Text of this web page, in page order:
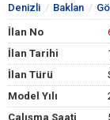
Denizli Baklan
İlan No
İlan Tarihi
İlan Türü
Model Yılı
Çalışma Saati